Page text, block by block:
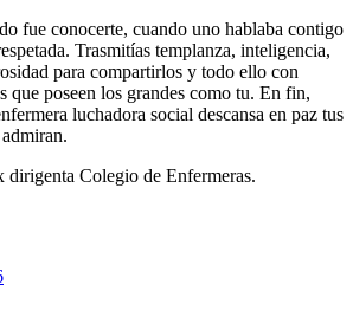
fue conocerte, cuando uno hablaba contigo
Trasmitías templanza, inteligencia,
para compartirlos y todo ello con
que poseen los grandes como tu. En fin,
luchadora social descansa en paz tus
dirigenta Colegio de Enfermeras.